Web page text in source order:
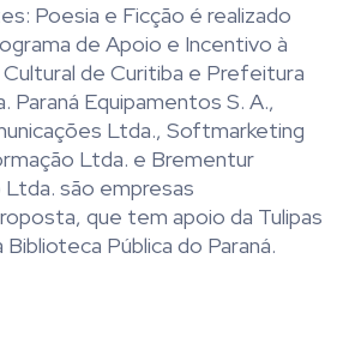
Poesia e Ficção é realizado
de Apoio e Incentivo à
de Curitiba e Prefeitura
Paraná Equipamentos S. A.,
Ltda., Softmarketing
Ltda. e Brementur
são empresas
que tem apoio da Tulipas
Pública do Paraná.